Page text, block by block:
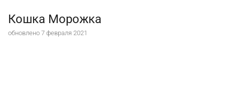
Кошка Морожка
обновлено 7 февраля 2021